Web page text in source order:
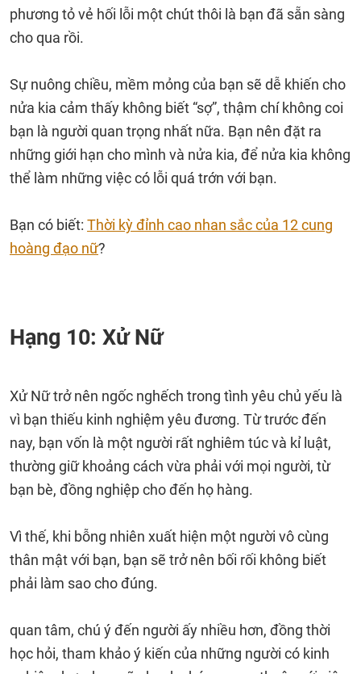
phương tỏ vẻ hối lỗi một chút thôi là bạn đã sẵn sàng
cho qua rồi.
Sự nuông chiều, mềm mỏng của bạn sẽ dễ khiến cho
nửa kia cảm thấy không biết “sợ”, thậm chí không coi
bạn là người quan trọng nhất nữa. Bạn nên đặt ra
những giới hạn cho mình và nửa kia, để nửa kia không
thể làm những việc có lỗi quá trớn với bạn.
Bạn có biết: Thời kỳ đỉnh cao nhan sắc của 12 cung
hoàng đạo nữ?
Hạng 10: Xử Nữ
Xử Nữ trở nên ngốc nghếch trong tình yêu chủ yếu là
vì bạn thiếu kinh nghiệm yêu đương. Từ trước đến
nay, bạn vốn là một người rất nghiêm túc và kỉ luật,
thường giữ khoảng cách vừa phải với mọi người, từ
bạn bè, đồng nghiệp cho đến họ hàng.
Vì thế, khi bỗng nhiên xuất hiện một người vô cùng
thân mật với bạn, bạn sẽ trở nên bối rối không biết
phải làm sao cho đúng.
quan tâm, chú ý đến người ấy nhiều hơn, đồng thời
học hỏi, tham khảo ý kiến của những người có kinh